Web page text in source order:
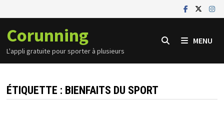
au
contenu
Corunning
L'appli gratuite pour sporter à plusieurs
MENU
ÉTIQUETTE : BIENFAITS DU SPORT